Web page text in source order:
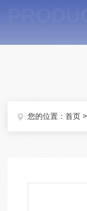
您的位置： 首页 >